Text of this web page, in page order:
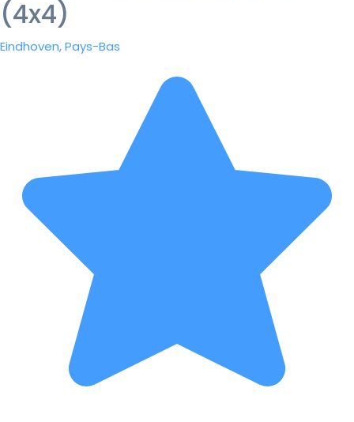
(4x4)
Eindhoven, Pays-Bas